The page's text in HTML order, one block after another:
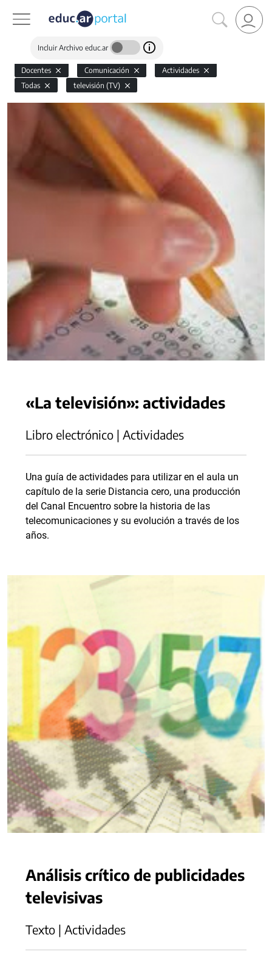
Incluir Archivo educ.ar
Docentes Comunicación
Actividades
Todas
televisión (TV)
«La televisión»: actividades
Libro electrónico | Actividades
Una guía de actividades para utilizar en el aula un
capítulo de la serie Distancia cero, una producción
del Canal Encuentro sobre la historia de las
telecomunicaciones y su evolución a través de los
años.
Análisis crítico de publicidades
televisivas
Texto | Actividades